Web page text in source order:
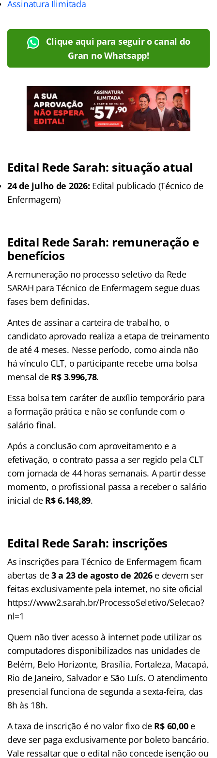
Assinatura Ilimitada
Clique aqui para seguir o canal do
Gran no Whatsapp!
Edital Rede Sarah: situação atual
24 de julho de 2026: Edital publicado (Técnico de
Enfermagem)
Edital Rede Sarah: remuneração e
benefícios
A remuneração no processo seletivo da Rede
SARAH para Técnico de Enfermagem segue duas
fases bem definidas.
Antes de assinar a carteira de trabalho, o
candidato aprovado realiza a etapa de treinamento
de até 4 meses. Nesse período, como ainda não
há vínculo CLT, o participante recebe uma bolsa
mensal de R$ 3.996,78.
Essa bolsa tem caráter de auxílio temporário para
a formação prática e não se confunde com o
salário final.
Após a conclusão com aproveitamento e a
efetivação, o contrato passa a ser regido pela CLT
com jornada de 44 horas semanais. A partir desse
momento, o profissional passa a receber o salário
inicial de R$ 6.148,89.
Edital Rede Sarah: inscrições
As inscrições para Técnico de Enfermagem ficam
abertas de3 a 23 de agosto de 2026e devem ser
feitas exclusivamente pela internet, no site oficial
https://www2.sarah.br/ProcessoSeletivo/Selecao?
nl=1
Quem não tiver acesso à internet pode utilizar os
computadores disponibilizados nas unidades de
Belém, Belo Horizonte, Brasília, Fortaleza, Macapá,
Rio de Janeiro, Salvador e São Luís. O atendimento
presencial funciona de segunda a sexta-feira, das
8h às 18h.
A taxa de inscrição é no valor fixo de R$ 60,00e
deve ser paga exclusivamente por boleto bancário.
Vale ressaltar que o edital não concede isenção ou